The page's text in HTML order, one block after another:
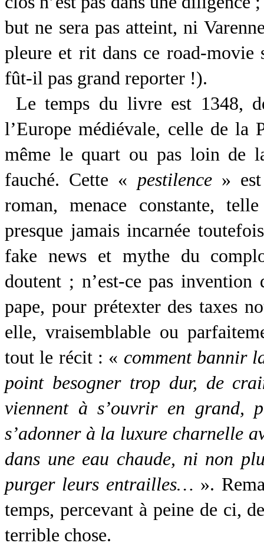
but ne sera pas atteint, ni
pleure et rit dans ce road-movie
fût-il pas grand reporter !).
Le temps du livre est 1348,
l’Europe médiévale, celle de la
même le quart ou pas loin de
fauché. Cette « pestilence» est
roman, menace constante,
presque jamais incarnée
fake news et mythe du
doutent ; n’est-ce pas invention
pape, pour prétexter des taxes
elle, vraisemblable ou
tout le récit : « comment bannir
point besogner trop dur, de
viennent à s’ouvrir en grand,
s’adonner à la luxure charnelle
dans une eau chaude, ni non
purger leurs entrailles… ».
temps, percevant à peine de ci,
terrible chose.